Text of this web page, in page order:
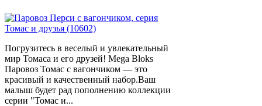
Погрузитесь в веселый и увлекательный
мир Томаса и его друзей! Mega Bloks
Паровоз Томас с вагончиком — это
красивый и качественный набор.Ваш
малыш будет рад пополнению коллекции
серии "Томас и...